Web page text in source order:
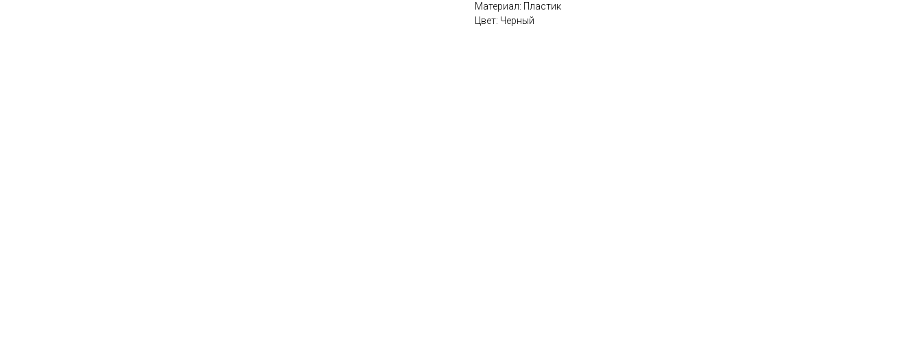
Материал: Пластик
Цвет: Черный